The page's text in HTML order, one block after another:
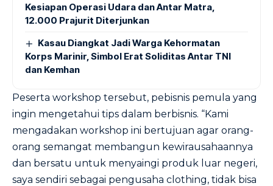
Kesiapan Operasi Udara dan Antar Matra,
12.000 Prajurit Diterjunkan
Kasau Diangkat Jadi Warga Kehormatan
Korps Marinir, Simbol Erat Soliditas Antar TNI
dan Kemhan
Peserta workshop tersebut, pebisnis pemula yang
ingin mengetahui tips dalam berbisnis. “Kami
mengadakan workshop ini bertujuan agar orang-
orang semangat membangun kewirausahaannya
dan bersatu untuk menyaingi produk luar negeri,
saya sendiri sebagai pengusaha clothing, tidak bisa